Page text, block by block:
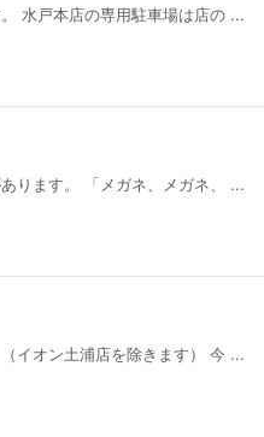
水戸本店の専用駐車場は店の ...
ります。 「メガネ、メガネ、 ...
イオン土浦店を除きます） 今 ...